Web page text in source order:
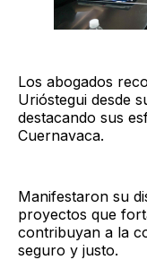
Los abogados
Urióstegui desde
destacando sus
Cuernavaca.
Manifestaron su
proyectos que
contribuyan a la
seguro y justo.